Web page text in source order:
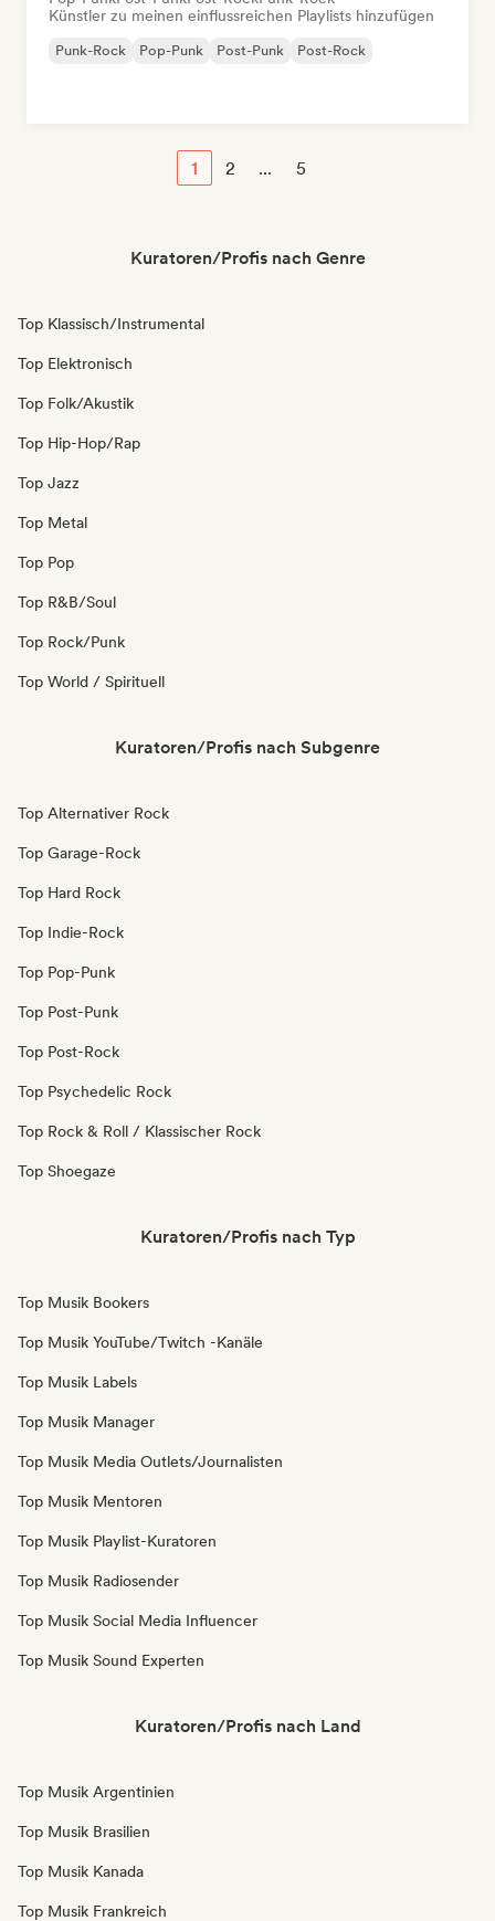
Künstler zu meinen einflussreichen Playlists hinzufügen
Punk-Rock Pop-Punk Post-Punk Post-Rock
1 2 ... 5
Kuratoren/Profis nach Genre
Top Klassisch/Instrumental
Top Elektronisch
Top Folk/Akustik
Top Hip-Hop/Rap
Top Jazz
Top Metal
Top Pop
Top R&B/Soul
Top Rock/Punk
Top World / Spirituell
Kuratoren/Profis nach Subgenre
Top Alternativer Rock
Top Garage-Rock
Top Hard Rock
Top Indie-Rock
Top Pop-Punk
Top Post-Punk
Top Post-Rock
Top Psychedelic Rock
Top Rock & Roll / Klassischer Rock
Top Shoegaze
Kuratoren/Profis nach Typ
Top Musik Bookers
Top Musik YouTube/Twitch -Kanäle
Top Musik Labels
Top Musik Manager
Top Musik Media Outlets/Journalisten
Top Musik Mentoren
Top Musik Playlist-Kuratoren
Top Musik Radiosender
Top Musik Social Media Influencer
Top Musik Sound Experten
Kuratoren/Profis nach Land
Top Musik Argentinien
Top Musik Brasilien
Top Musik Kanada
Top Musik Frankreich